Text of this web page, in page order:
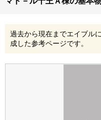
過去から現在までエイブル
成した参考ページです。